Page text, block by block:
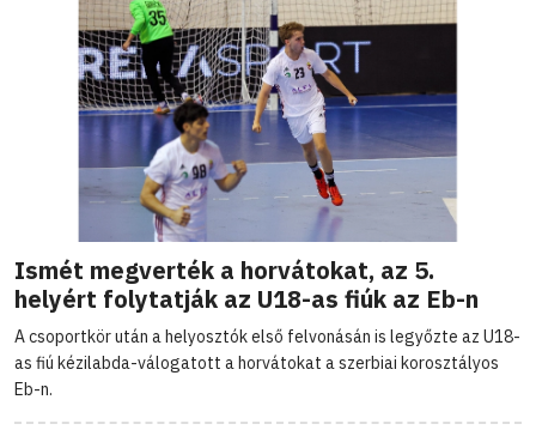
Ismét megverték a horvátokat, az 5.
helyért folytatják az U18-as fiúk az Eb-n
A csoportkör után a helyosztók első felvonásán is legyőzte az U18-
as fiú kézilabda-válogatott a horvátokat a szerbiai korosztályos
Eb-n.